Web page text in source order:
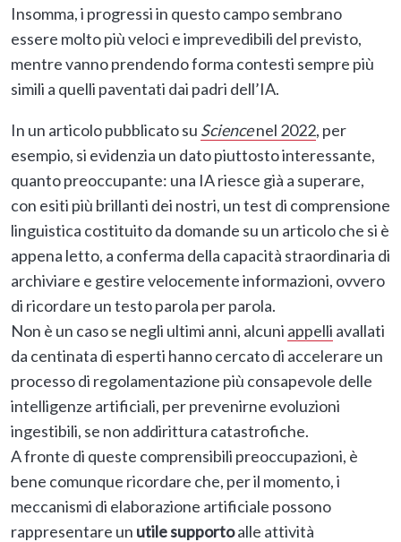
Insomma, i progressi in questo campo sembrano
essere molto più veloci e imprevedibili del previsto,
mentre vanno prendendo forma contesti sempre più
simili a quelli paventati dai padri dell’IA.
In un articolo pubblicato su Sciencenel 2022, per
esempio, si evidenzia un dato piuttosto interessante,
quanto preoccupante: una IA riesce già a superare,
con esiti più brillanti dei nostri, un test di comprensione
linguistica costituito da domande su un articolo che si è
appena letto, a conferma della capacità straordinaria di
archiviare e gestire velocemente informazioni, ovvero
di ricordare un testo parola per parola.
Non è un caso se negli ultimi anni, alcuni appelli avallati
da centinata di esperti hanno cercato di accelerare un
processo di regolamentazione più consapevole delle
intelligenze artificiali, per prevenirne evoluzioni
ingestibili, se non addirittura catastrofiche.
A fronte di queste comprensibili preoccupazioni, è
bene comunque ricordare che, per il momento, i
meccanismi di elaborazione artificiale possono
rappresentare un utile supportoalle attività